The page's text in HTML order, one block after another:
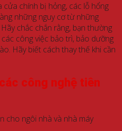
cửa chính bị hỏng, các lỗ hổng
những nguy cơ từ những
chắc chắn rằng, bạn thường
công việc bảo trì, bảo dưỡng
Hãy biết cách thay thế khi cần
công nghệ tiên